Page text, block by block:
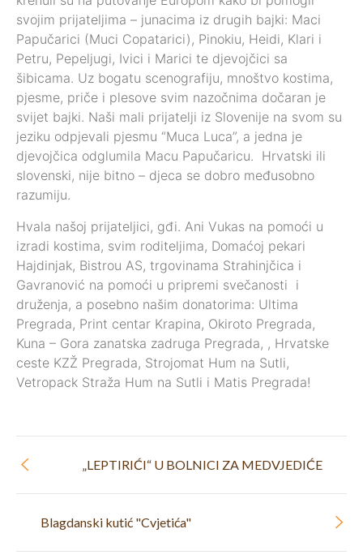
svojim prijateljima – junacima iz drugih bajki: Maci
Papučarici (Muci Copatarici), Pinokiu, Heidi, Klari i
Petru, Pepeljugi, Ivici i Marici te djevojčici sa
šibicama. Uz bogatu scenografiju, mnoštvo kostima,
pjesme, priče i plesove svim nazočnima dočaran je
svijet bajki. Naši mali prijatelji iz Slovenije na svom su
jeziku odpjevali pjesmu “Muca Luca”, a jedna je
djevojčica odglumila Macu Papučaricu. Hrvatski ili
slovenski, nije bitno – djeca se dobro međusobno
razumiju.
Hvala našoj prijateljici, gđi. Ani Vukas na pomoći u
izradi kostima, svim roditeljima, Domaćoj pekari
Hajdinjak, Bistrou AS, trgovinama Strahinjčica i
Gavranović na pomoći u pripremi svečanosti i
druženja, a posebno našim donatorima: Ultima
Pregrada, Print centar Krapina, Okiroto Pregrada,
Kuna – Gora zanatska zadruga Pregrada, , Hrvatske
ceste KZŽ Pregrada, Strojomat Hum na Sutli,
Vetropack Straža Hum na Sutli i Matis Pregrada!
Blagdanski kutić "Cvjetića"
„LEPTIRIĆI“ U BOLNICI ZA MEDVJEDIĆE